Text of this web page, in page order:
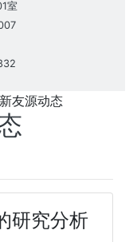
室
新友源动态
研究分析